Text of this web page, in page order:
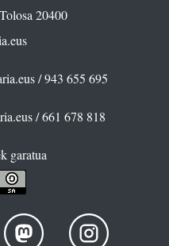
20400
/ 943 655 695
/ 661 678 818
garatua